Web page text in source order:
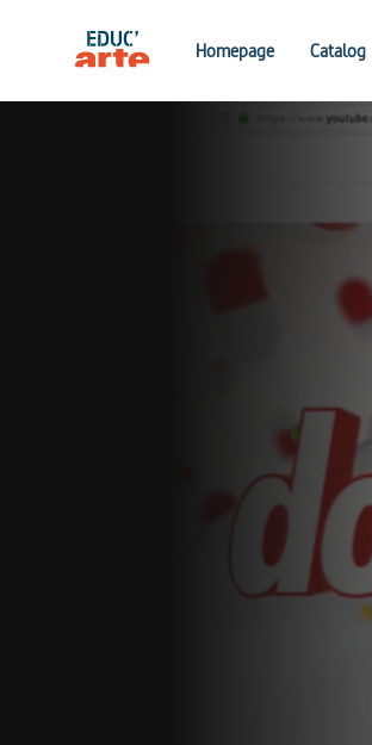
Homepage Catalog